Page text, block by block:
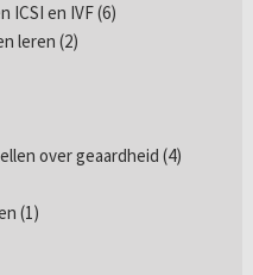
ICSI en IVF (6)
leren (2)
over geaardheid (4)
(1)